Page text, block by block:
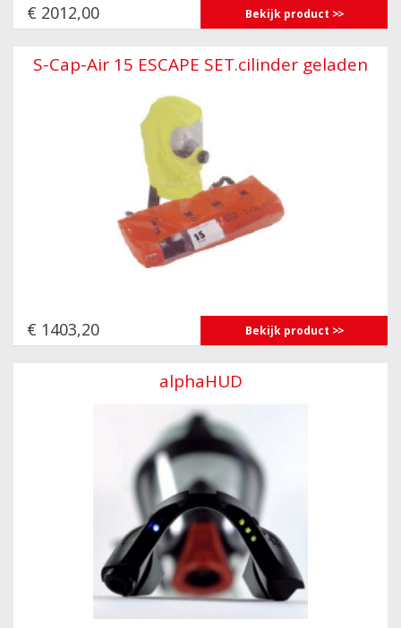
€ 2012,00 Bekijk product
S-Cap-Air 15 ESCAPE SET.cilinder geladen
€ 1403,20 Bekijk product
alphaHUD